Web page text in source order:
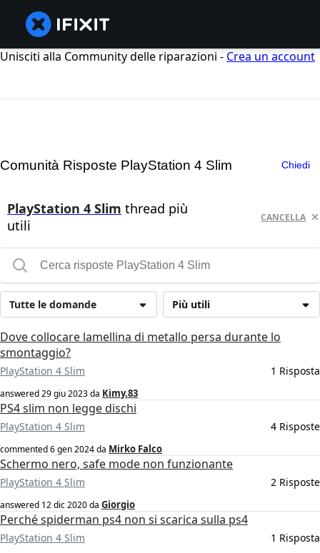
Unisciti alla Community delle riparazioni - Crea un account
Comunità Risposte PlayStation 4 Slim Chiedi
PlayStation 4 Slim thread più
utili
CANCELLA
Più utili
Tutte le domande
Dove collocare lamellina di metallo persa durante lo
smontaggio?
PlayStation 4 Slim 1 Risposta
answered29 giu 2023da Kimy.83
PS4 slim non legge dischi
PlayStation 4 Slim 4 Risposte
commented6 gen 2024da Mirko Falco
Schermo nero, safe mode non funzionante
PlayStation 4 Slim 2 Risposte
answered 12 dic 2020da Giorgio
Perché spiderman ps4 non si scarica sulla ps4
PlayStation 4 Slim 1 Risposta